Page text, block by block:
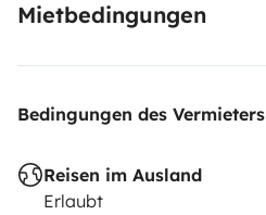
Mietbedingungen
Bedingungen des Vermieters
Reisen im Ausland
Erlaubt